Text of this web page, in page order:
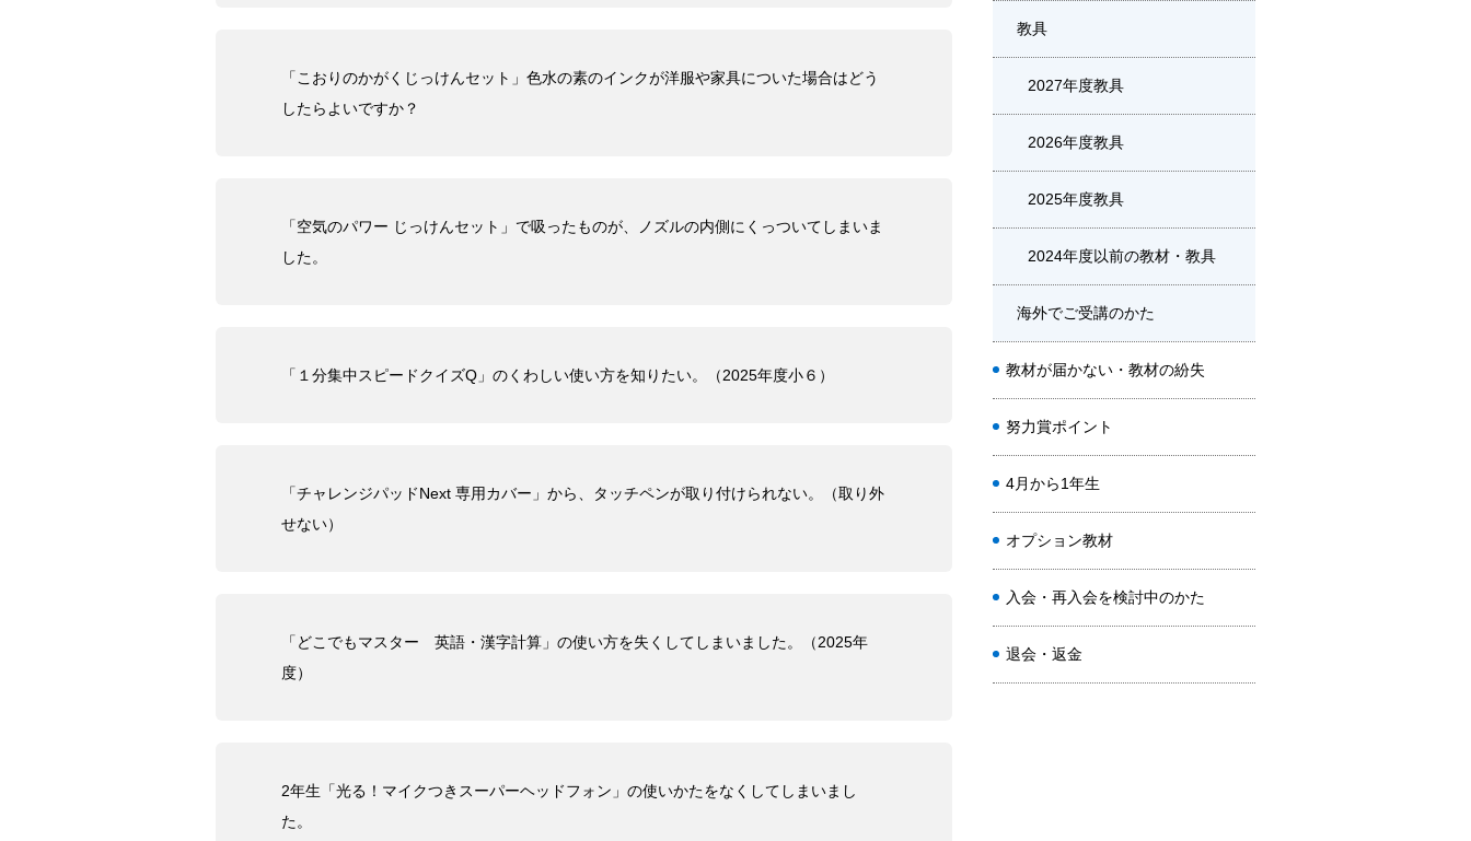
教具
2027年度教具
2026年度教具
2025年度教具
2024年度以前の教材・教具
海外でご受講のかた
教材が届かない・教材の紛失
努力賞ポイント
4月から1年生
オプション教材
入会・再入会を検討中のかた
退会・返金
「こおりのかがくじっけんセット」色水の素のインクが洋服や家具についた場合はどう
したらよいですか？
「空気のパワー じっけんセット」で吸ったものが、ノズルの内側にくっついてしまいま
した。
「１分集中スピードクイズQ」のくわしい使い方を知りたい。（2025年度小６）
「チャレンジパッドNext 専用カバー」から、タッチペンが取り付けられない。（取り外
せない）
「どこでもマスター 英語・漢字計算」の使い方を失くしてしまいました。（2025年
度）
2年生「光る！マイクつきスーパーヘッドフォン」の使いかたをなくしてしまいまし
た。